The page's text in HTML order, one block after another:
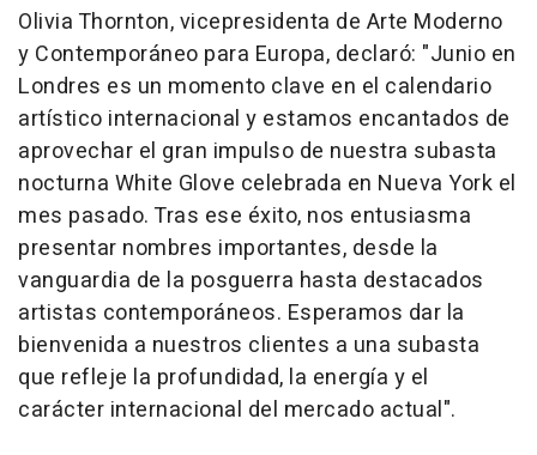
Olivia Thornton, vicepresidenta de Arte Moderno
y Contemporáneo para Europa, declaró: "Junio en
Londres es un momento clave en el calendario
artístico internacional y estamos encantados de
aprovechar el gran impulso de nuestra subasta
nocturna White Glove celebrada en Nueva York el
mes pasado. Tras ese éxito, nos entusiasma
presentar nombres importantes, desde la
vanguardia de la posguerra hasta destacados
artistas contemporáneos. Esperamos dar la
bienvenida a nuestros clientes a una subasta
que refleje la profundidad, la energía y el
carácter internacional del mercado actual".